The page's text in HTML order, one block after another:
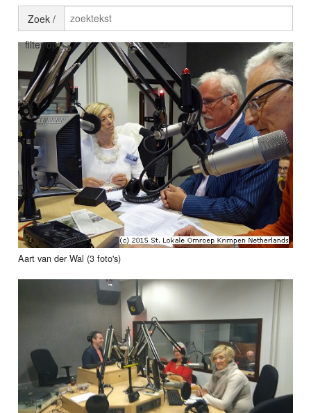
Video
Webcam
Info
Zoek /
filter op
Aart van der Wal (3 foto's)